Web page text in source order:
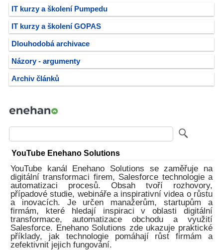
IT kurzy a školení Pumpedu
IT kurzy a školení GOPAS
Dlouhodobá archivace
Názory - argumenty
Archiv článků
YouTube Enehano Solutions
YouTube kanál Enehano Solutions se zaměřuje na
digitální transformaci firem, Salesforce technologie a
automatizaci procesů. Obsah tvoří rozhovory,
případové studie, webináře a inspirativní videa o růstu
a inovacích. Je určen manažerům, startupům a
firmám, které hledají inspiraci v oblasti digitální
transformace, automatizace obchodu a využití
Salesforce. Enehano Solutions zde ukazuje praktické
příklady, jak technologie pomáhají růst firmám a
zefektivnit jejich fungování.